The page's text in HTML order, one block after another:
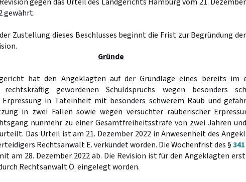
gewährt.
Zustellung dieses Beschlusses beginnt die Frist zur Begründung der
Gründe
hat den Angeklagten auf der Grundlage eines bereits im
rechtskräftig gewordenen Schuldspruchs wegen besonders
Erpressung in Tateinheit mit besonders schwerem Raub und
in zwei Fällen sowie wegen versuchter räuberischer
nunmehr zu einer Gesamtfreiheitsstrafe von zwei Jahren
Das Urteil ist am 21. Dezember 2022 in Anwesenheit des
Rechtsanwalt E. verkündet worden. Die Wochenfrist des §341
am 28. Dezember 2022 ab. Die Revision ist für den Angeklagten
Rechtsanwalt Ö. eingelegt worden.